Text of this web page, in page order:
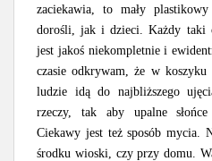
zaciekawia, to mały
dorośli, jak i dzieci. Każdy taki
jest jakoś niekompletnie i
czasie odkrywam, że w
ludzie idą do najbliższego
rzeczy, tak aby upalne słońce
Ciekawy jest też sposób mycia.
środku wioski, czy przy domu.